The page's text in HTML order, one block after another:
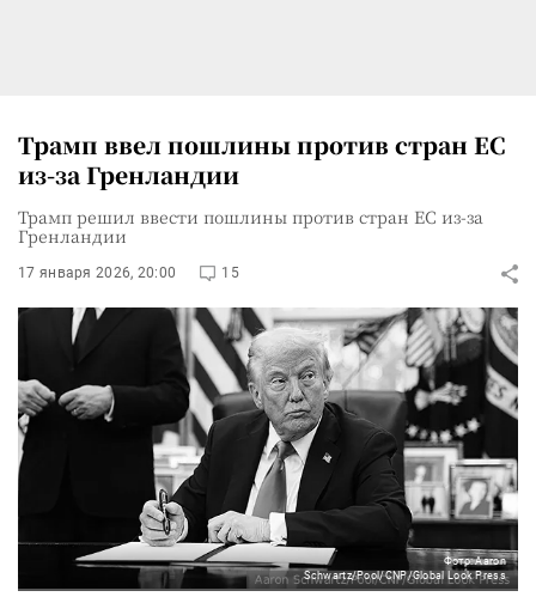
Трамп ввел пошлины против стран ЕС
из-за Гренландии
Трамп решил ввести пошлины против стран ЕС из-за
Гренландии
17 января 2026, 20:00 15
Фото: Aaron
Schwartz/Pool/CNP/Global Look Press